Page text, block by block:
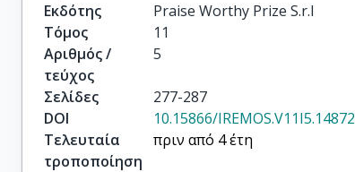
Εκδότης
Praise Worthy Prize S.r.l
Τόμος
11
Αριθμός /
τεύχος
5
Σελίδες
277-287
DOI
10.15866/IREMOS.V11I5.14872
Τελευταία
τροποποίηση
πριν από 4 έτη